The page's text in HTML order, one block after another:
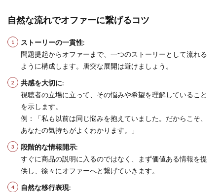
自然な流れでオファーに繋げるコツ
ストーリーの一貫性:
問題提起からオファーまで、一つのストーリーとして流れる
ように構成します。唐突な展開は避けましょう。
共感を大切に:
視聴者の立場に立って、その悩みや希望を理解していること
を示します。
例：「私も以前は同じ悩みを抱えていました。だからこそ、
あなたの気持ちがよくわかります。」
段階的な情報開示:
すぐに商品の説明に入るのではなく、まず価値ある情報を提
供し、徐々にオファーへと繋げていきます。
自然な移行表現: